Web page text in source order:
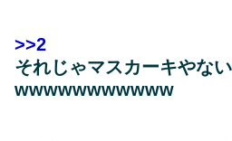
>>2
それじゃマスカーキやな
wwwwwwwwwww